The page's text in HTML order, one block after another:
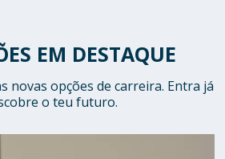
EM DESTAQUE
novas opções de carreira. Entra já
o teu futuro.